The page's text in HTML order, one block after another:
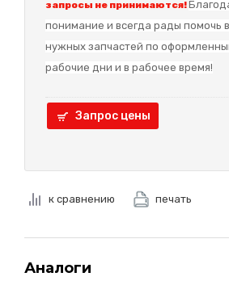
запросы не принимаются!
понимание и всегда рады помочь
нужных запчастей по
рабочие дни и в рабочее время!
Запрос цены
к сравнению печать
Аналоги